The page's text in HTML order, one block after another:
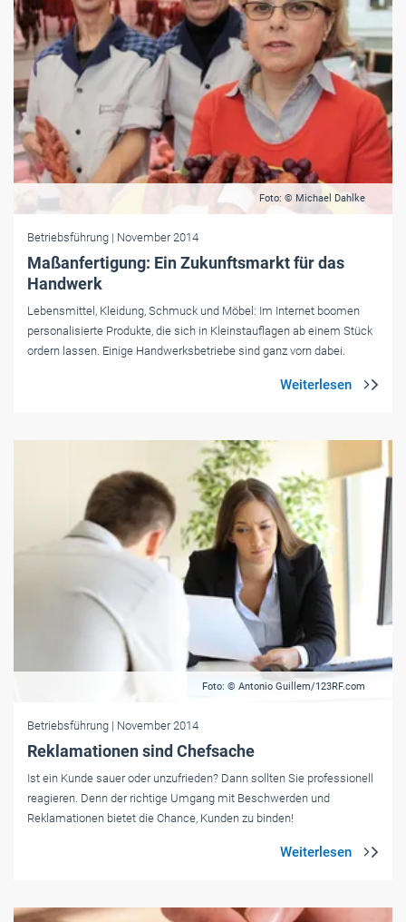
Foto: © Michael Dahlke
Betriebsführung | November 2014
Maßanfertigung: Ein Zukunftsmarkt für das
Handwerk
Lebensmittel, Kleidung, Schmuck und Möbel: Im Internet boomen
personalisierte Produkte, die sich in Kleinstauflagen ab einem Stück
ordern lassen. Einige Handwerksbetriebe sind ganz vorn dabei.
Foto: © Antonio Guillem/123RF.com
Betriebsführung | November 2014
Reklamationen sind Chefsache
Ist ein Kunde sauer oder unzufrieden? Dann sollten Sie professionell
reagieren. Denn der richtige Umgang mit Beschwerden und
Reklamationen bietet die Chance, Kunden zu binden!